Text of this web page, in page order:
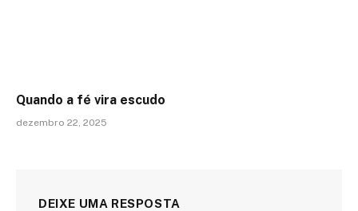
Quando a fé vira escudo
dezembro 22, 2025
DEIXE UMA RESPOSTA